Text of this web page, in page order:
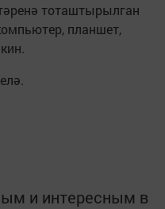
тоташтырылган
планшет,
и интересным в